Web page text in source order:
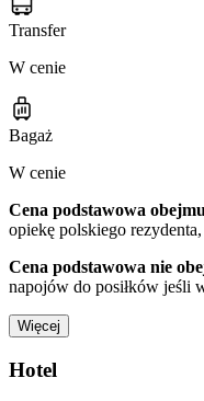
Transfer
W cenie
Bagaż
W cenie
Cena podstawowa
opiekę polskiego
Cena podstawowa nie
napojów do posiłków jeśli
Więcej
Hotel